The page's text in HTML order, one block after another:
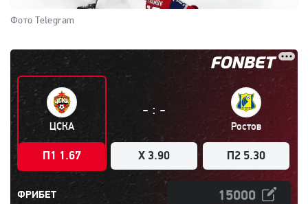
Фото Telegram
ЦСКА
П1 1.67
- : -
X 3.90
Ростов
П2 5.30
ФРИБЕТ